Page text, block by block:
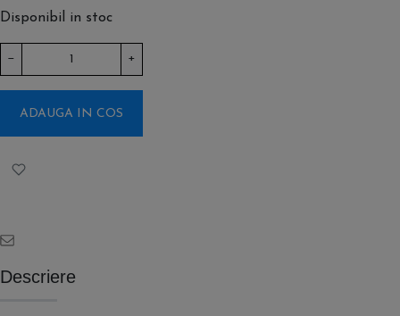
Disponibil in stoc
− +
ADAUGA IN COS
Descriere